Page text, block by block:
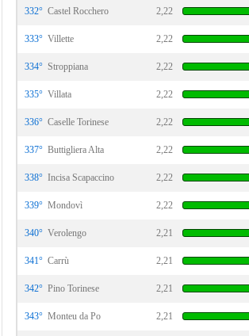
332° Castel Rocchero 2,22
333° Villette 2,22
334° Stroppiana 2,22
335° Villata 2,22
336° Caselle Torinese 2,22
337° Buttigliera Alta 2,22
338° Incisa Scapaccino 2,22
339° Mondovì 2,22
340° Verolengo 2,21
341° Carrù 2,21
342° Pino Torinese 2,21
343° Monteu da Po 2,21